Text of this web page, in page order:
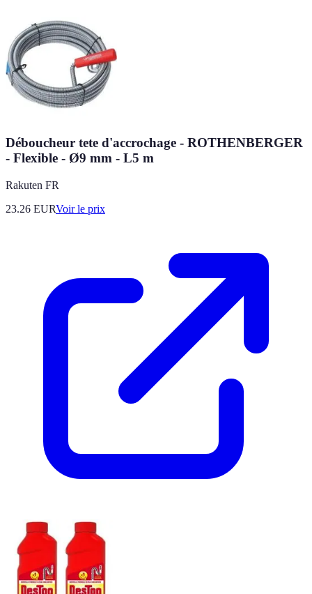
Déboucheur tete d'accrochage - ROTHENBERGER
- Flexible - Ø9 mm - L5 m
Rakuten FR
23.26 EURVoir le prix